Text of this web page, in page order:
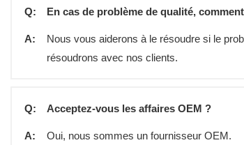
Q: En cas de problème de qualité,
A:
Nous vous aiderons à le résoudre si le
résoudrons avec nos clients.
Q: Acceptez-vous les affaires OEM ?
A: Oui, nous sommes un fournisseur OEM.